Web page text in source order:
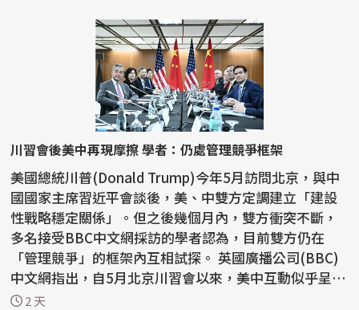
川習會後美中再現摩擦 學者：仍處管理競爭框架
美國總統川普(Donald Trump)今年5月訪問北京，與中
國國家主席習近平會談後，美、中雙方定調建立「建設
性戰略穩定關係」。但之後幾個月內，雙方衝突不斷，
多名接受BBC中文網採訪的學者認為，目前雙方仍在
「管理競爭」的框架內互相試探。 英國廣播公司(BBC)
中文網指出，自5月北京川習會以來，美中互動似乎呈現
「一邊...
2 天